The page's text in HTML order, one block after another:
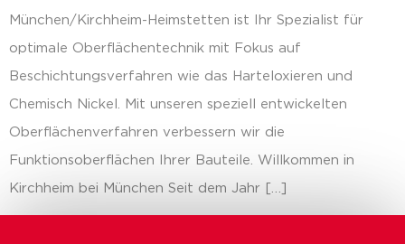
München/Kirchheim-Heimstetten ist Ihr Spezialist für
optimale Oberflächentechnik mit Fokus auf
Beschichtungsverfahren wie das Harteloxieren und
Chemisch Nickel. Mit unseren speziell entwickelten
Oberflächenverfahren verbessern wir die
Funktionsoberflächen Ihrer Bauteile. Willkommen in
Kirchheim bei München Seit dem Jahr […]